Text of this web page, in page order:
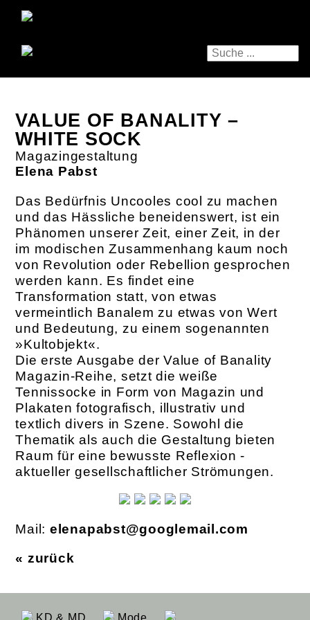
VALUE OF BANALITY –
WHITE SOCK
Magazingestaltung
Elena Pabst
Das Bedürfnis Uncooles cool zu machen
und das Hässliche beneidenswert, ist ein
Phänomen unserer Zeit, einer Zeit, in der
im modischen Zusammenhang kaum noch
von Revolution oder Rebellion gesprochen
werden kann. Es findet eine
Transformation statt, von etwas
vermeintlich Banalem zu etwas von Wert
und Bedeutung, zu einem sogenannten
»Kultobjekt«.
Die erste Ausgabe der Value of Banality
Magazin-Reihe, setzt die weiße
Tennissocke in Form von Magazin und
Plakaten fotografisch, illustrativ und
textlich divers in Szene. ­S­owohl die
Thematik als auch die Gestaltung bieten
Raum für eine bewusste Reflexion ­
aktueller gesellschaftlicher Strömungen.
Mail: elenapabst@googlemail.com
« zurück
KD & MD Mode